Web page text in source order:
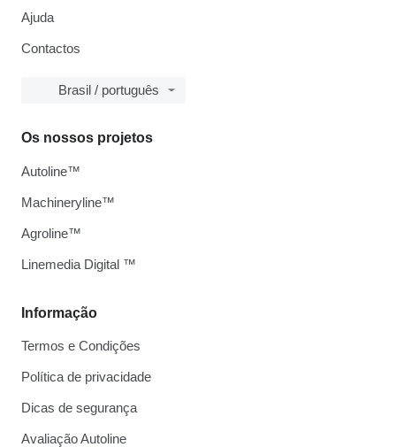
Ajuda
Contactos
Brasil / português
Informação
Termos e Condições
Política de privacidade
Dicas de segurança
Avaliação Autoline
Os nossos projetos
Autoline™
Machineryline™
Agroline™
Linemedia Digital ™